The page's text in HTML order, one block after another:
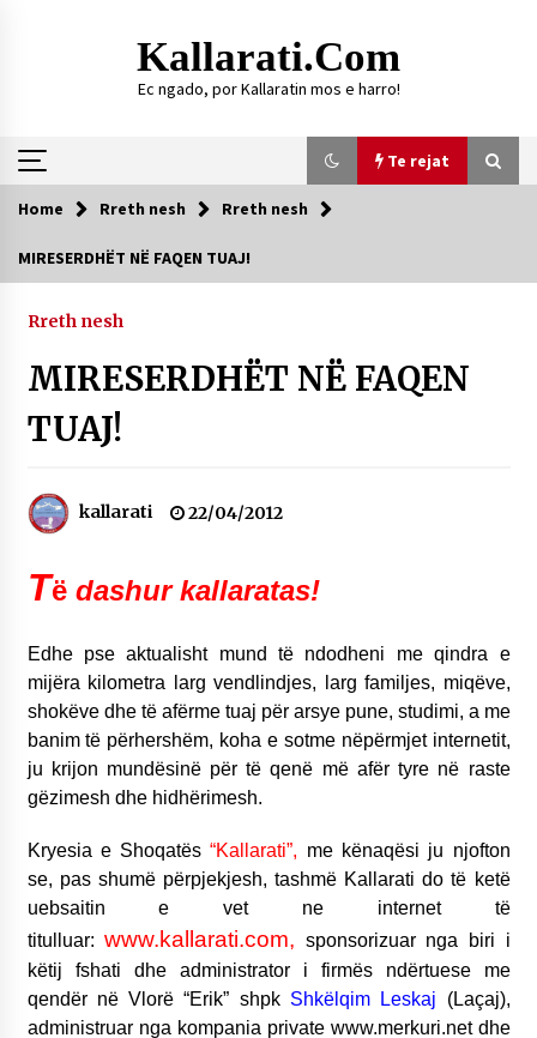
Kallarati.com
Ec ngado, por Kallaratin mos e harro!
Te rejat
Te rejat
SHOQATËS “KALLARATI”
Gazeta Kallarati nr. 118
07/07/2026
06/06/2026
ZHVILLUA EDICIONI I TRETË I PIKNIKU
PRANVEROR
Gazeta Kallarati nr. 117
03/05/2026
Gazeta Kallarati nr. 116
28/01/2026
17/10/2025
Gazeta Kallarati nr. 115
14/10/2025
Faksimilet e një 83 vjetori lufte: Çfarë shkruan
Vexhi Buharaja për Heroin e Popullit, Mumin
Home Rreth nesh Rreth nesh
MIRESERDHËT NË FAQEN TUAJ!
Rreth nesh
MIRESERDHËT NË FAQEN
TUAJ!
kallarati 22/04/2012
Tëdashur kallaratas!
Edhe pse aktualisht mund të ndodheni me qindra e
mijëra kilometra larg vendlindjes,
larg familjes, miqëve,
shokëve dhe të afërme tuaj për arsye pune, studimi, a me
banim të përhershëm, koha e sotme nëpërmjet internetit,
ju krijon mundësinë për të qenë më afër tyre në raste
gëzimesh dhe hidhërimesh.
Kryesia e Shoqatës“Kallarati”, me kënaqësi ju njofton
se, pas shumë përpjekjesh, tashmë Kallarati do të ketë
uebsaitin e vet ne internet të
titulluar:www.kallarati.com, sponsorizuar nga biri i
këtij fshati dhe administrator i firmës ndërtuese me
qendër në Vlorë “Erik” shpk Shkëlqim Leskaj (Laçaj),
administruar nga kompania private www.merkuri.net dhe